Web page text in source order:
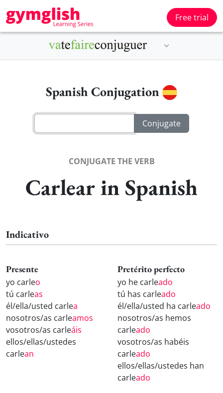
Free trial
Spanish Conjugation
CONJUGATE THE VERB
Carlear in Spanish
Indicativo
Presente
yo carleo
tú carleas
él/ella/usted carlea
nosotros/as carleamos
vosotros/as carleáis
ellos/ellas/ustedes
carlean
Pretérito perfecto
yo he carleado
tú has carleado
él/ella/usted ha carleado
nosotros/as hemos
carleado
vosotros/as habéis
carleado
ellos/ellas/ustedes han
carleado